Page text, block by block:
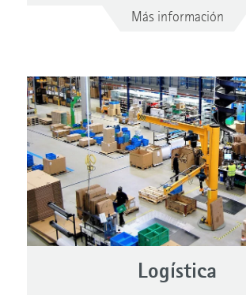
Más información
Logística